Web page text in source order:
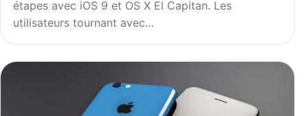
étapes avec iOS 9 et OS X El Capitan. Les
utilisateurs tournant avec…